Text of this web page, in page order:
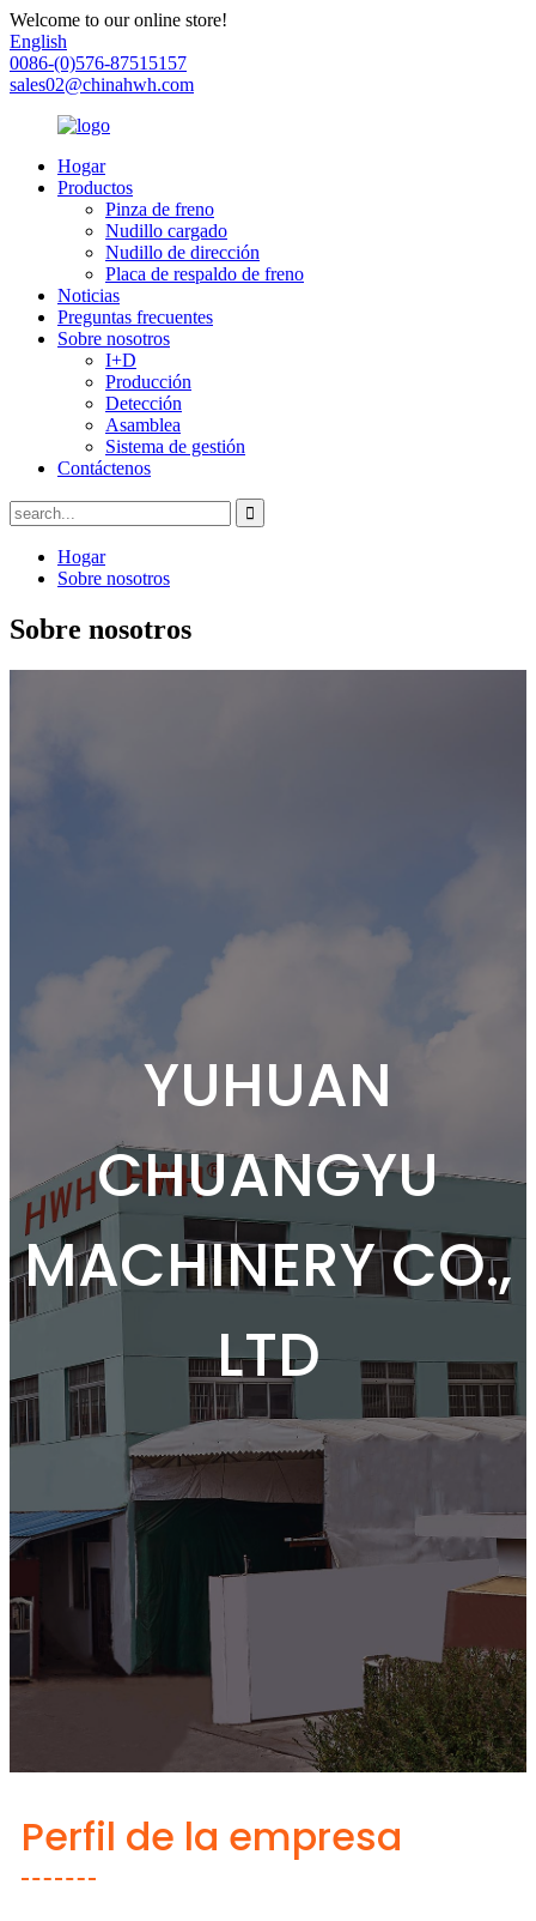
Welcome to our online store!
English
0086-(0)576-87515157
sales02@chinahwh.com
Hogar
Productos
Pinza de freno
Nudillo cargado
Nudillo de dirección
Placa de respaldo de freno
Noticias
Preguntas frecuentes
Sobre nosotros
I+D
Producción
Detección
Asamblea
Sistema de gestión
Contáctenos
Hogar
Sobre nosotros
Sobre nosotros
YUHUAN
CHUANGYU
MACHINERY CO.,
LTD
Perfil de la empresa